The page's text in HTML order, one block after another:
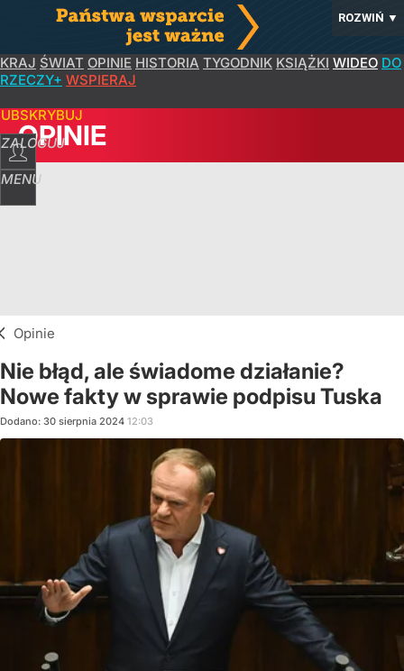
ROZWIŃ ▼
KRAJ ŚWIAT OPINIE HISTORIA TYGODNIK KSIĄŻKI WIDEO DO
RZECZY+ WSPIERAJ
ZALOGUJ
MENU
OPINIE
Opinie
Nie błąd, ale świadome działanie?
Nowe fakty w sprawie podpisu Tuska
Dodano: 30 sierpnia 2024 12:03